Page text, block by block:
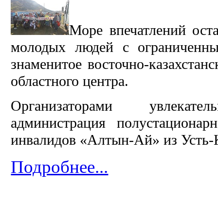
Море впечатлений
молодых людей с
знаменитое восточно-
областного центра.
Организаторами
администрация
инвалидов «Алтын-Ай» из Усть-
Подробнее...